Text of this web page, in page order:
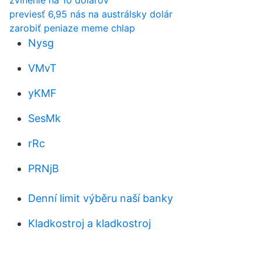
previesť 6,95 nás na austrálsky dolár
zarobiť peniaze meme chlap
Nysg
VMvT
yKMF
SesMk
rRc
PRNjB
Denní limit výběru naší banky
Kladkostroj a kladkostroj